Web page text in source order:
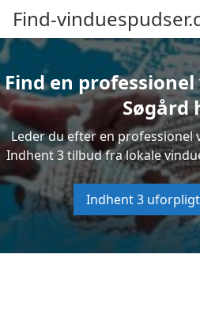
Find-
Find en
Søgård
Leder du efter en professionel
Indhent 3 tilbud fra lokale
Indhent 3